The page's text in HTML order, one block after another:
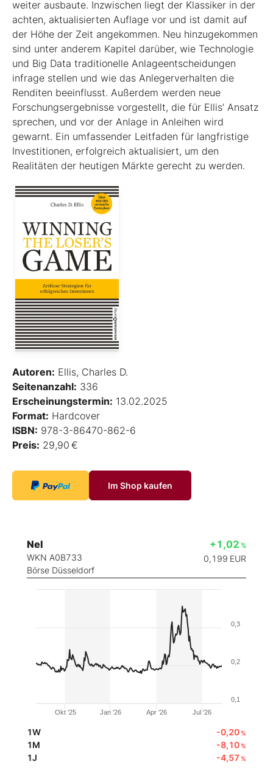
weiter ausbaute. Inzwischen liegt der Klassiker in der
achten, aktualisierten Auflage vor und ist damit auf
der Höhe der Zeit angekommen. Neu hinzugekommen
sind unter anderem Kapitel darüber, wie Technologie
und Big Data traditionelle Anlageentscheidungen
infrage stellen und wie das Anlegerverhalten die
Renditen beeinflusst. Außerdem werden neue
Forschungsergebnisse vorgestellt, die für Ellis’ Ansatz
sprechen, und vor der Anlage in Anleihen wird
gewarnt. Ein umfassender Leitfaden für langfristige
Investitionen, erfolgreich aktualisiert, um den
Realitäten der heutigen Märkte gerecht zu werden.
Autoren: Ellis, Charles D.
Seitenanzahl: 336
Erscheinungstermin: 13.02.2025
Format: Hardcover
ISBN: 978-3-86470-862-6
Preis: 29,90 €
Im Shop kaufen
Nel
WKN A0B733
Börse Düsseldorf
+1,02 %
0,199 EUR
Okt '25 Jan '26 Apr '26 Jul '26
0,1
0,2
0,3
1W -0,20%
1M -8,10%
1J -4,57 %